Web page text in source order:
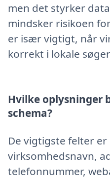
men det styrker
mindsker risikoen
er især vigtigt, når
korrekt i lokale
Hvilke oplysninger
schema?
De vigtigste felter
virksomhedsnavn,
telefonnummer,